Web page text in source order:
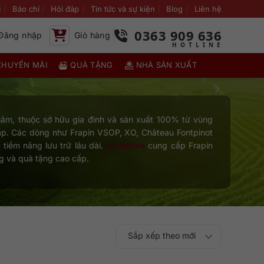
Báo chí Hỏi đáp Tin tức và sự kiện Blog Liên hệ
nhập Giỏ hàng 0363 909 636
MÃI QUÀ TẶNG NHÀ SẢN XUẤT
thuộc sở hữu gia đình và sản xuất 100% từ vùng
Các dòng như Frapin VSOP, XO, Château Fontpinot
tiềm năng lưu trữ lâu dài. QKAWine cung cấp Frapin
và quà tặng cao cấp.
Sắp xếp theo
Sắp xếp theo mới